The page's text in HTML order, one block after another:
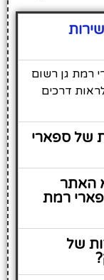
רמת גן רשום
דרכים
של ספארי
האתר
רמת
של